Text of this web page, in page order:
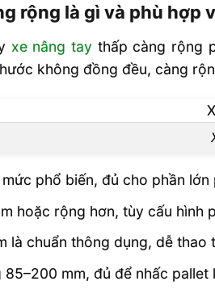
rộng có phù hợp kho lạnh
niuli
rộng là gì và phù hợp
xe nâng tay thấp càng rộng
không đồng đều, càng
phổ biến, đủ cho phần
hoặc rộng hơn, tùy cấu hình
là chuẩn thông dụng, dễ
mm, đủ để nhấc pallet